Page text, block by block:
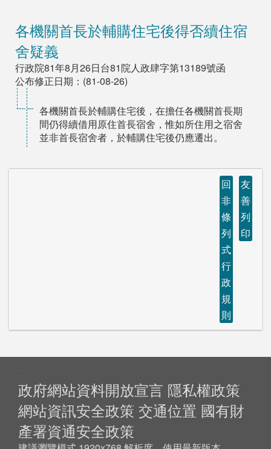
各機關首長於輔購住宅後得否續住宿
舍疑義
行政院81年8月26日台81院人政肆字第13189號函
公布修正日期：(81-08-26)
各機關首長於輔購住宅後，在擔任各機關首長期
間仍得續借用原住首長宿舍，惟如所住用之宿舍
並非首長宿舍者，於輔購住宅後仍應遷出。
回
非
條
列
式
行
政
規
則
友
善
列
印
:::
政府網站資料開放宣言 隱私權政策
網站資訊安全政策 交通位置 國有財
產署資通安全政策